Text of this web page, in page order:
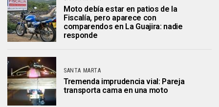
Moto debía estar en patios de la
Fiscalía, pero aparece con
comparendos en La Guajira: nadie
responde
SANTA MARTA
Tremenda imprudencia vial: Pareja
transporta cama en una moto